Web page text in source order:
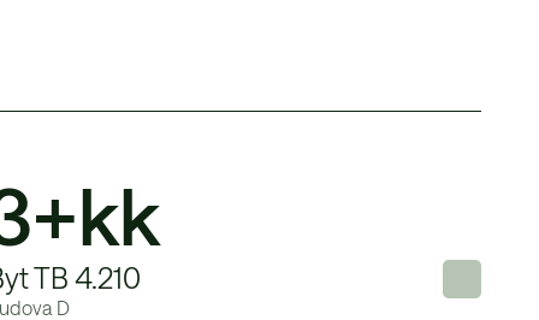
TB 4.210
D